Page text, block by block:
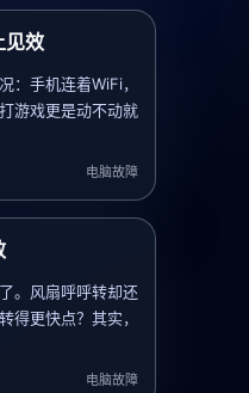
见效
：手机连着WiFi，
游戏更是动不动就
电脑故障
。风扇呼呼转却还
得更快点？其实，
电脑故障